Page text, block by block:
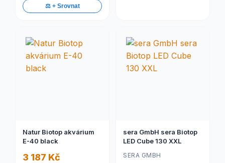
⚖️ + Srovnat
Natur Biotop akvárium
E-40 black
3 187 Kč
sera GmbH sera Biotop
LED Cube 130 XXL
SERA GMBH